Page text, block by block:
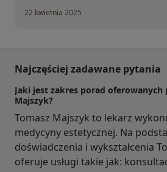
22 kwietnia 2025
Najczęściej zadawane pytania
Jaki jest zakres porad oferowanych
Majszyk?
Tomasz Majszyk to lekarz
medycyny estetycznej. Na
doświadczenia i wykształcenia
oferuje usługi takie jak: